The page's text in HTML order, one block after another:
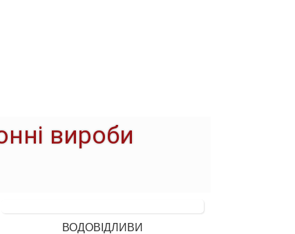
вироби
ВОДОВІДЛИВИ